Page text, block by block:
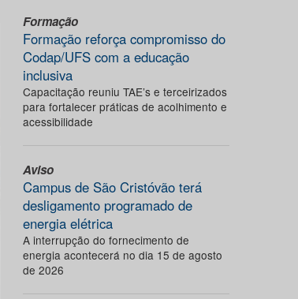
Formação
Formação reforça compromisso do
Codap/UFS com a educação
inclusiva
Capacitação reuniu TAE’s e terceirizados
para fortalecer práticas de acolhimento e
acessibilidade
Aviso
Campus de São Cristóvão terá
desligamento programado de
energia elétrica
A interrupção do fornecimento de
energia acontecerá no dia 15 de agosto
de 2026